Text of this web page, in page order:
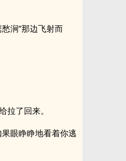
涧”那边飞射而
拉了回来。
眼睁睁地看着你逃